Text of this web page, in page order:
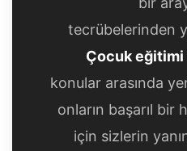
tecrübelerinden
Çocuk eğitimi
konular arasında
onların başarıl bir
için sizlerin